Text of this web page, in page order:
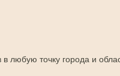
в любую точку города и